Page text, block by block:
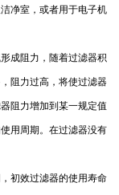
净室，或者用于电子机
成阻力，随着过滤器积
阻力过高，将使过滤器
阻力增加到某一规定值
用周期。在过滤器没有
初效过滤器的使用寿命